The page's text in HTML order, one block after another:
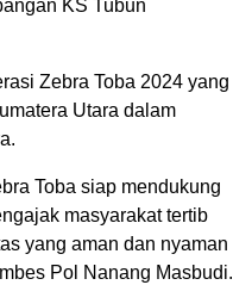
KS Tubun
Zebra Toba 2024 yang
Utara dalam
Toba siap mendukung
masyarakat tertib
yang aman dan nyaman
Pol Nanang Masbudi.